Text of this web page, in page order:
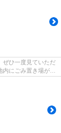
ぜひ一度見ていただ
にごみ置き場があ